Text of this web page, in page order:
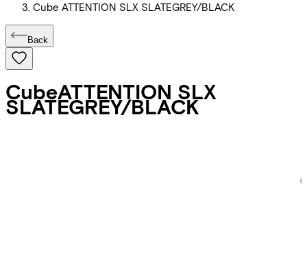
Cube ATTENTION SLX SLATEGREY/BLACK
Back
CubeATTENTION SLX
SLATEGREY/BLACK